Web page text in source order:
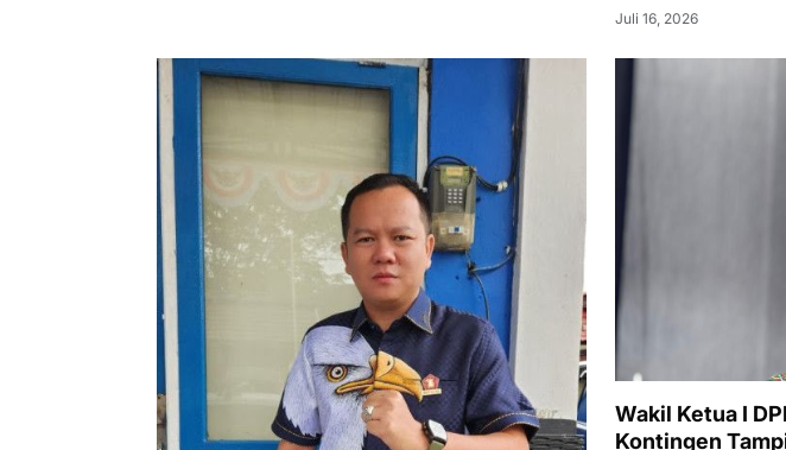
Juli 16, 2026
Wakil Ketua I
Kontingen